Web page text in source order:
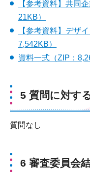
【参考資料】共同
21KB）
【参考資料】デザ
7,542KB）
資料一式（ZIP：
5 質問に対す
質問なし
6 審査委員会